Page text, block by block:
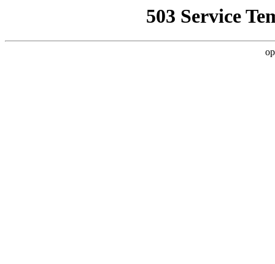
503 Service